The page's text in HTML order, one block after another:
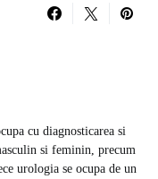
cu diagnosticarea si
si feminin, precum
urologia se ocupa de un